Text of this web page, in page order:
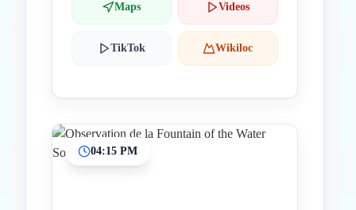
Maps Videos
TikTok Wikiloc
04:15 PM